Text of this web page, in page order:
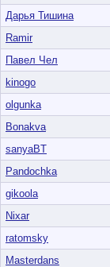
Дарья Тишина
Ramir
Павел Чел
kinogo
olgunka
Bonakva
sanyaBT
Pandochka
gikoola
Nixar
ratomsky
Masterdans